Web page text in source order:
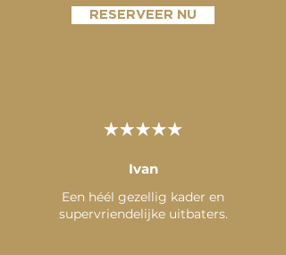
RESERVEER NU
Ivan
Een héél gezellig kader en
supervriendelijke uitbaters.